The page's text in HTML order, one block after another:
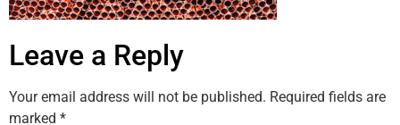
Leave a Reply
Your email address will not be published. Required fields are
marked *